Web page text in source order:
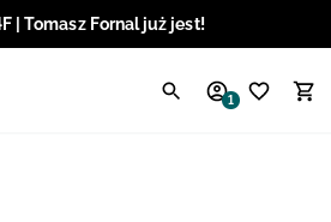
| Tomasz Fornal już jest!
1